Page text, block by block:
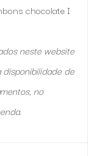
chocolate I
neste website
de
no